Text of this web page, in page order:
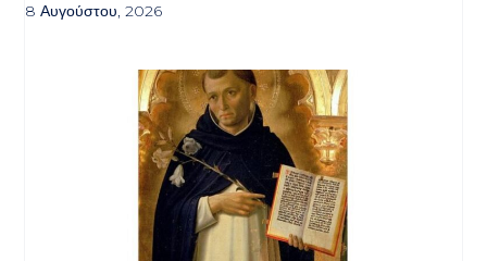
8 Αυγούστου, 2026